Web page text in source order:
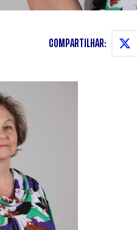
COMPARTILHAR: